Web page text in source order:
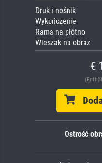
Druk i nośnik
Wykończenie
Rama na płótno
Wieszak na obraz
€
Ostrość